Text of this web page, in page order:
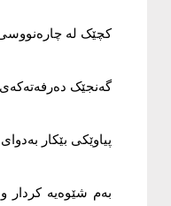
کچێک لە
گەنجێک
پیاوێکی بێکار
بەم شێوەیە کردار